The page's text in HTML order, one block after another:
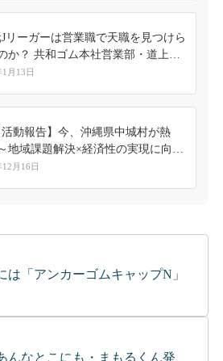
Jリーガーは営業職で天職を見つけら
か？ 共和ゴム本社営業部・道上隼
日に密着
月13日
活動報告】今、沖縄県中城村が熱
地域課題解決×経済性の実現に向け
月16日
は「アンカーゴムキャップN」
んなとこにも・まもるくん発